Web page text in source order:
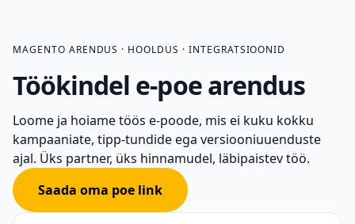
MAGENTO ARENDUS · HOOLDUS · INTEGRATSIOONID
Töökindel e-poe arendus
Loome ja hoiame töös e-poode, mis ei kuku kokku
kampaaniate, tipp-tundide ega versiooniuuenduste
ajal. Üks partner, üks hinnamudel, läbipaistev töö.
Saada oma poe link